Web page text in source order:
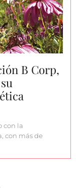
B Corp,
con la
con más de